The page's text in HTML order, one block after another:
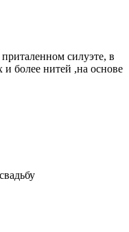
силуэте, в
и более нитей ,на основе